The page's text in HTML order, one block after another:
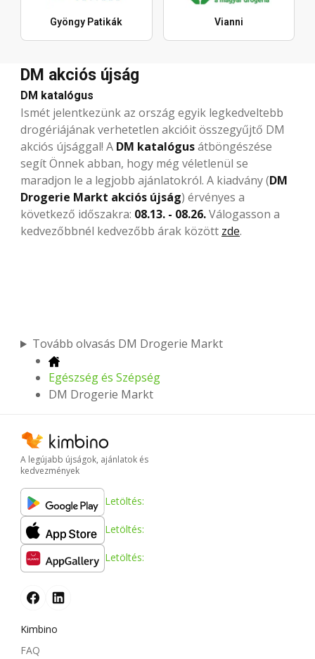
Gyöngy Patikák Vianni
DM akciós újság
DM katalógus
Ismét jelentkezünk az ország egyik legkedveltebb
drogériájánakverhetetlen akcióitösszegyűjtő DM
akciós újsággal! A DM katalógusátböngészése
segít Önnek abban, hogy még véletlenül se
maradjon le a legjobb ajánlatokról. A kiadvány (DM
Drogerie Markt akciós újság) érvényes a
következő időszakra: 08.13. - 08.26.Válogasson a
kedvezőbbnél kedvezőbb árak között zde.
Tovább olvasás DM Drogerie Markt
Egészség és Szépség
DM Drogerie Markt
A legújabb újságok, ajánlatok és
kedvezmények
Letöltés:
Letöltés:
Letöltés:
Kimbino
FAQ